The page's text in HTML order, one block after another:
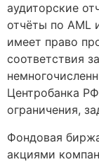
аудиторские
отчёты по AML
имеет право
соответствия
Центробанка
ограничения,
Фондовая
акциями